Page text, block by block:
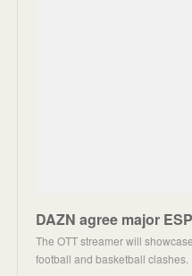
The OTT streamer will
football and basketball clashes.